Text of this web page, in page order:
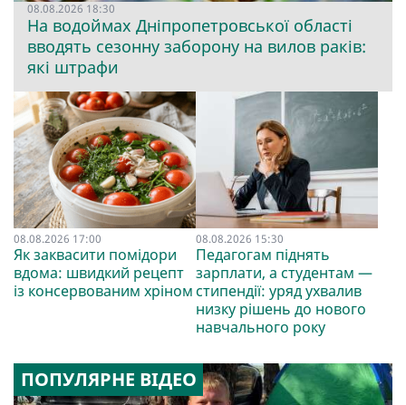
08.08.2026 18:30
На водоймах Дніпропетровської області
вводять сезонну заборону на вилов раків:
які штрафи
08.08.2026 17:00
Як заквасити помідори
вдома: швидкий рецепт
із консервованим хріном
08.08.2026 15:30
Педагогам піднять
зарплати, а студентам —
стипендії: уряд ухвалив
низку рішень до нового
навчального року
ПОПУЛЯРНЕ ВІДЕО